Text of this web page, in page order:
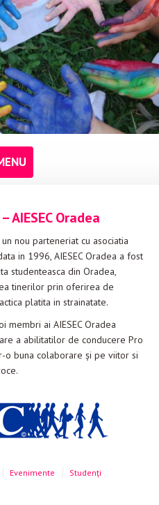
AIESEC Oradea
nou parteneriat cu asociatia
in 1996, AIESEC Oradea a fost
studenteasca din Oradea,
tinerilor prin oferirea de
platita in strainatate.
membri ai AIESEC Oradea
a abilitatilor de conducere Pro
o buna colaborare şi pe viitor si
Evenimente Studenți